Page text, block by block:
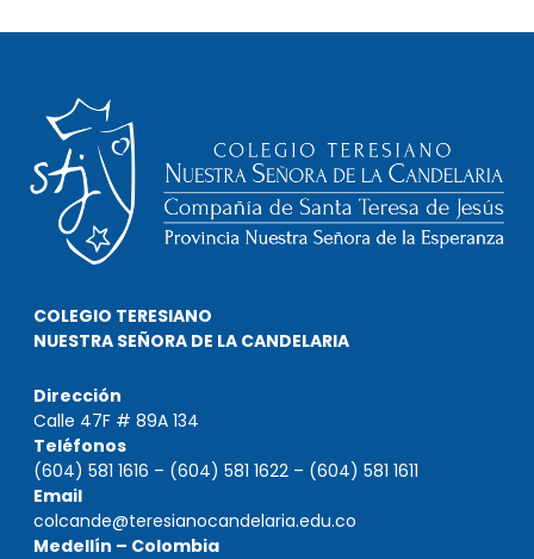
COLEGIO TERESIANO
NUESTRA SEÑORA DE LA CANDELARIA
Dirección
Calle 47F # 89A 134
Teléfonos
(604) 581 1616 – (604) 581 1622 – (604) 581 1611
Email
colcande@teresianocandelaria.edu.co
Medellín – Colombia